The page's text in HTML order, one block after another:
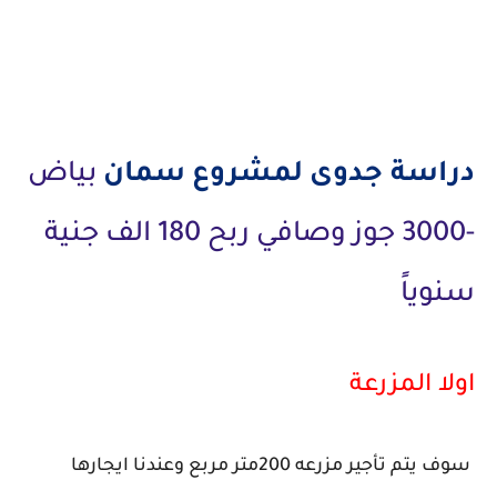
دراسة جدوى لمشروع سمان بياض
-3000 جوز وصافي ربح 180 الف جنية
سنوياً
اولا المزرعة
سوف يتم تأجير مزرعه 200متر مربع وعندنا ايجارها